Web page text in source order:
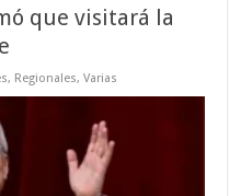
que visitará la
, Regionales,Varias